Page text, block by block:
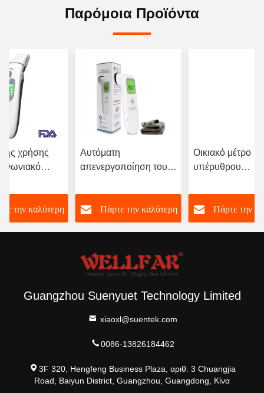
Παρόμοια Προϊόντα
χρήσης
την καλύτερη
Αυτόματη
απενεργοποίηση του
θερμομετρητή
μετωπού 3VDC με
αλλαγή χρώματος
Πάρτε την καλύτερη
Οικιακό μέτρο
υπέρυθρου
αυτόματη
απενεργοποίηση
Πάρτε την
Guangzhou Suenyuet Technology Limited
xiaoxl@suentek.com
0086-13826184462
3F 320, Hengfeng Business Plaza, αριθ. 3 Chuangjia
Road, Baiyun District, Guangzhou, Guangdong, Κίνα